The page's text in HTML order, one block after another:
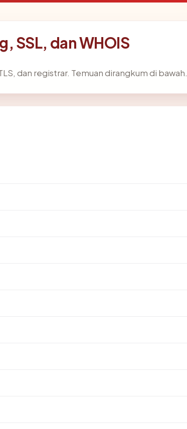
SSL, dan WHOIS
dan registrar. Temuan dirangkum di bawah.